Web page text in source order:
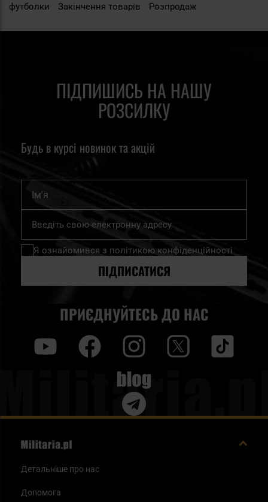
футболки
Закінчення товарів Розпродаж
ПІДПИШИСЬ НА НАШУ
РОЗСИЛКУ
Будь в курсі новинок та акцій
Підпишіться
нашу
розсилку
Я ознайомився з політикою конфіденційності
ПІДПИСАТИСЯ
ПРИЄДНУЙТЕСЬ ДО НАС
Blog
Детальніше про нас
Допомога